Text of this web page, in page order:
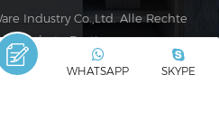
Industry Co.,Ltd. Alle Rechte
Bestimmungen
unterstützt
SKYPE
WHATSAPP